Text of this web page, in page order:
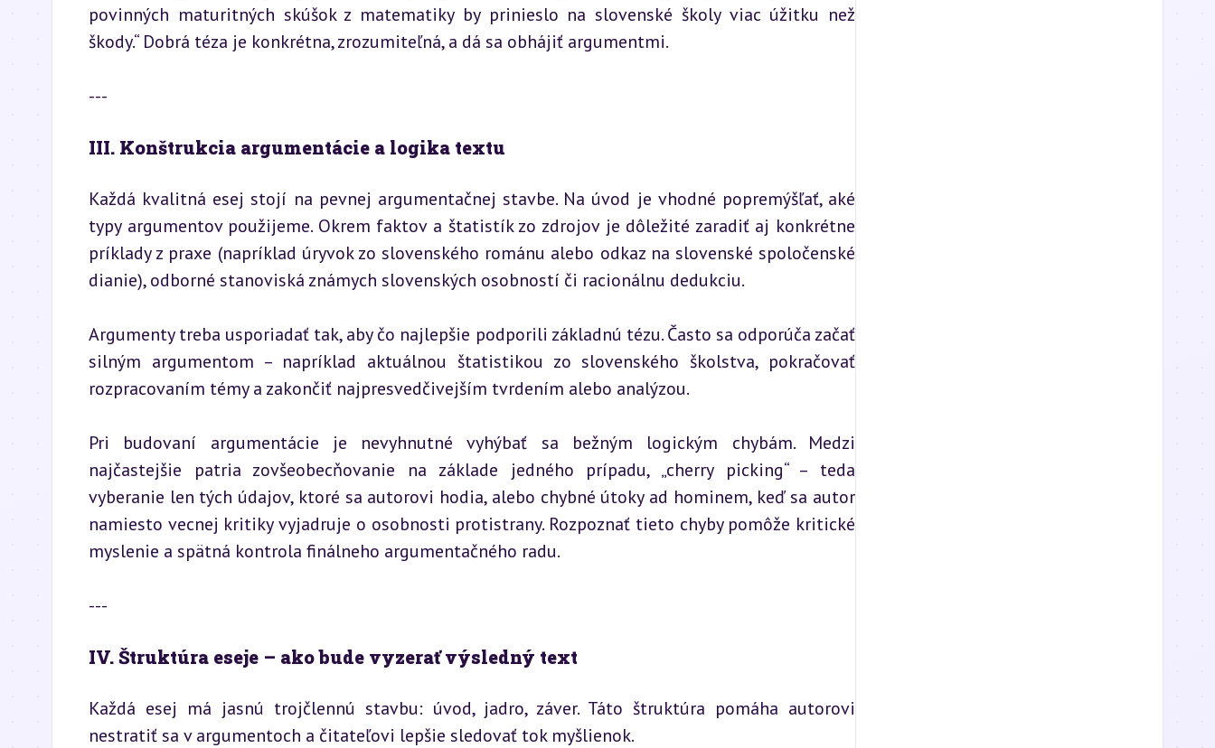
povinných maturitných skúšok z matematiky by prinieslo na slovenské školy viac úžitku než
škody.“ Dobrá téza je konkrétna, zrozumiteľná, a dá sa obhájiť argumentmi.
---
III. Konštrukcia argumentácie a logika textu
Každá kvalitná esej stojí na pevnej argumentačnej stavbe. Na úvod je vhodné popremýšľať, aké
typy argumentov použijeme. Okrem faktov a štatistík zo zdrojov je dôležité zaradiť aj konkrétne
príklady z praxe (napríklad úryvok zo slovenského románu alebo odkaz na slovenské spoločenské
dianie), odborné stanoviská známych slovenských osobností či racionálnu dedukciu.
Argumenty treba usporiadať tak, aby čo najlepšie podporili základnú tézu. Často sa odporúča začať
silným argumentom – napríklad aktuálnou štatistikou zo slovenského školstva, pokračovať
rozpracovaním témy a zakončiť najpresvedčivejším tvrdením alebo analýzou.
Pri budovaní argumentácie je nevyhnutné vyhýbať sa bežným logickým chybám. Medzi
najčastejšie patria zovšeobecňovanie na základe jedného prípadu, „cherry picking“ – teda
vyberanie len tých údajov, ktoré sa autorovi hodia, alebo chybné útoky ad hominem, keď sa autor
namiesto vecnej kritiky vyjadruje o osobnosti protistrany. Rozpoznať tieto chyby pomôže kritické
myslenie a spätná kontrola finálneho argumentačného radu.
---
IV. Štruktúra eseje – ako bude vyzerať výsledný text
Každá esej má jasnú trojčlennú stavbu: úvod, jadro, záver. Táto štruktúra pomáha autorovi
nestratiť sa v argumentoch a čitateľovi lepšie sledovať tok myšlienok.